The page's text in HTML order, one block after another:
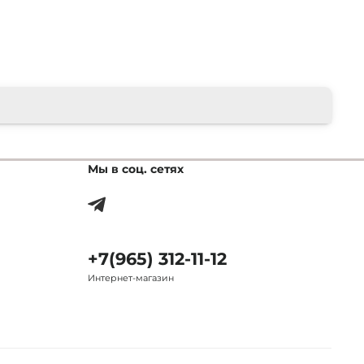
Мы в соц. сетях
+7(965) 312-11-12
Интернет-магазин